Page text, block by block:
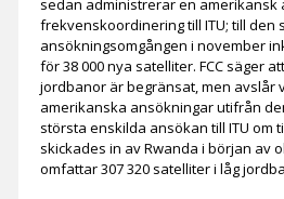
sedan administrerar en amerikansk
frekvenskoordinering till ITU; till den
ansökningsomgången i november
för 38 000 nya satelliter. FCC säger
jordbanor är begränsat, men avslår
amerikanska ansökningar utifrån
största enskilda ansökan till ITU om
skickades in av Rwanda i början av
omfattar 307 320 satelliter i låg